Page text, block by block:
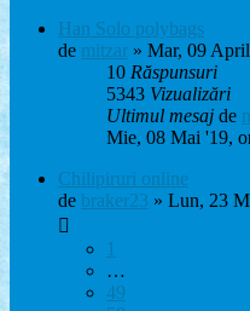
Han Solo polybags
de mitzar » Mar, 09
10 Răspunsuri
5343 Vizualizări
Ultimul mesaj de
Mie, 08 Mai '19,
Chilipiruri online
de braker23 » Lun, 23
1
…
49